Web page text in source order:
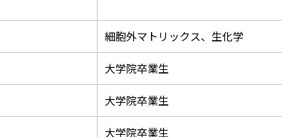
細胞外マトリックス、生化学
大学院卒業生
大学院卒業生
大学院卒業生